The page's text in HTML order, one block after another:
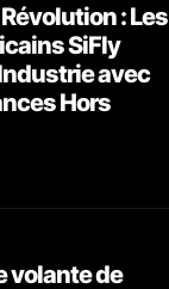
: Les
SiFly
avec
Hors
volante de